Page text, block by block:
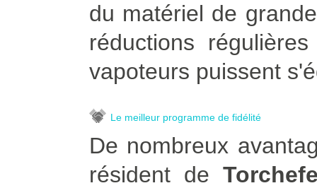
du matériel de
réductions
vapoteurs puissent
Le meilleur programme de fidélité
De nombreux
résident de